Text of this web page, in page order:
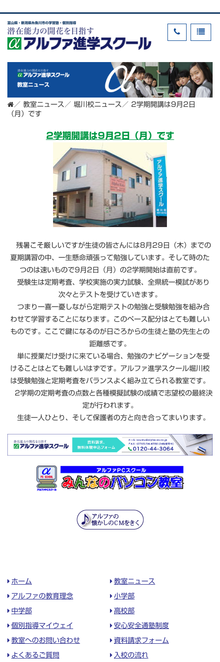
富山県・新潟県糸魚川市の学習塾・個別指導
教室ニュース
／ 教室ニュース ／ 堀川校ニュース ／ 2学期開講は9月2日
（月）です
2学期開講は9月2日（月）です
残暑こそ厳しいですが生徒の皆さんには8月29日（木）までの
夏期講習の中、一生懸命頑張って勉強しています。そして時のた
つのは速いもので9月2日（月）の2学期開始は直前です。
受験生は定期考査、学校実施の実力試験、全県統一模試があり
次々とテストを受けていきます。
つまり一喜一憂しながら定期テストの勉強と受験勉強を組み合
わせて学習することになります。このペース配分はとても難しい
ものです。ここで鍵になるのが日ごろからの生徒と塾の先生との
距離感です。
単に授業だけ受けに来ている場合、勉強のナビゲーションを受
けることはとても難しいはずです。アルファ進学スクール堀川校
は受験勉強と定期考査をバランスよく組み立てられる教室です。
2学期の定期考査の点数と各種模擬試験の成績で志望校の最終決
定が行われます。
生徒一人ひとり、そして保護者の方と向き合ってまいります。
ホーム 教室ニュース
アルファの教育理念 小学部
中学部 高校部
個別指導マイウェイ 安心安全通塾制度
教室へのお問い合わせ 資料請求フォーム
よくあるご質問 入校の流れ